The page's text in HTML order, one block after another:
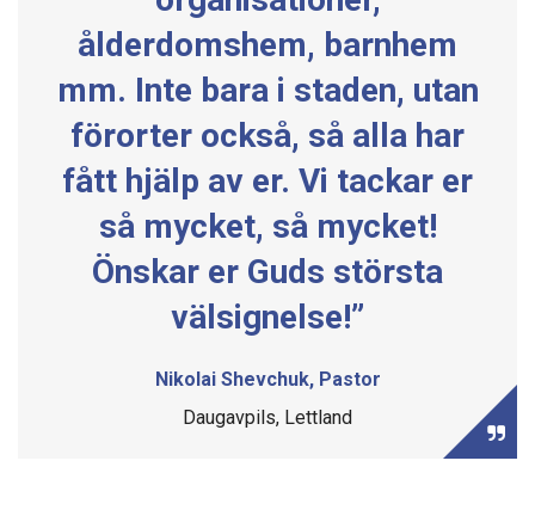
ålderdomshem, barnhem
mm. Inte bara i staden, utan
förorter också, så alla har
fått hjälp av er. Vi tackar er
så mycket, så mycket!
Önskar er Guds största
välsignelse!”
Nikolai Shevchuk, Pastor
Daugavpils, Lettland